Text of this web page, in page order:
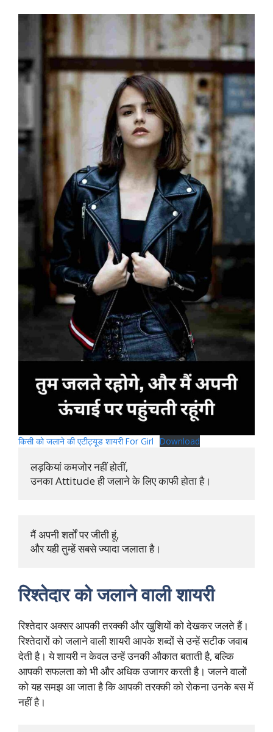
किसी को जलाने की एटीट्यूड शायरी For Girl Download
लड़कियां कमजोर नहीं होतीं,
उनका Attitude ही जलाने के लिए काफी होता है।
मैं अपनी शर्तों पर जीती हूं,
और यही तुम्हें सबसे ज्यादा जलाता है।
रिश्तेदार को जलाने वाली शायरी
रिश्तेदार अक्सर आपकी तरक्की और खुशियों को देखकर जलते हैं।
रिश्तेदारों को जलाने वाली शायरी आपके शब्दों से उन्हें सटीक जवाब
देती है। ये शायरी न केवल उन्हें उनकी औकात बताती है, बल्कि
आपकी सफलता को भी और अधिक उजागर करती है। जलने वालों
को यह समझ आ जाता है कि आपकी तरक्की को रोकना उनके बस में
नहीं है।